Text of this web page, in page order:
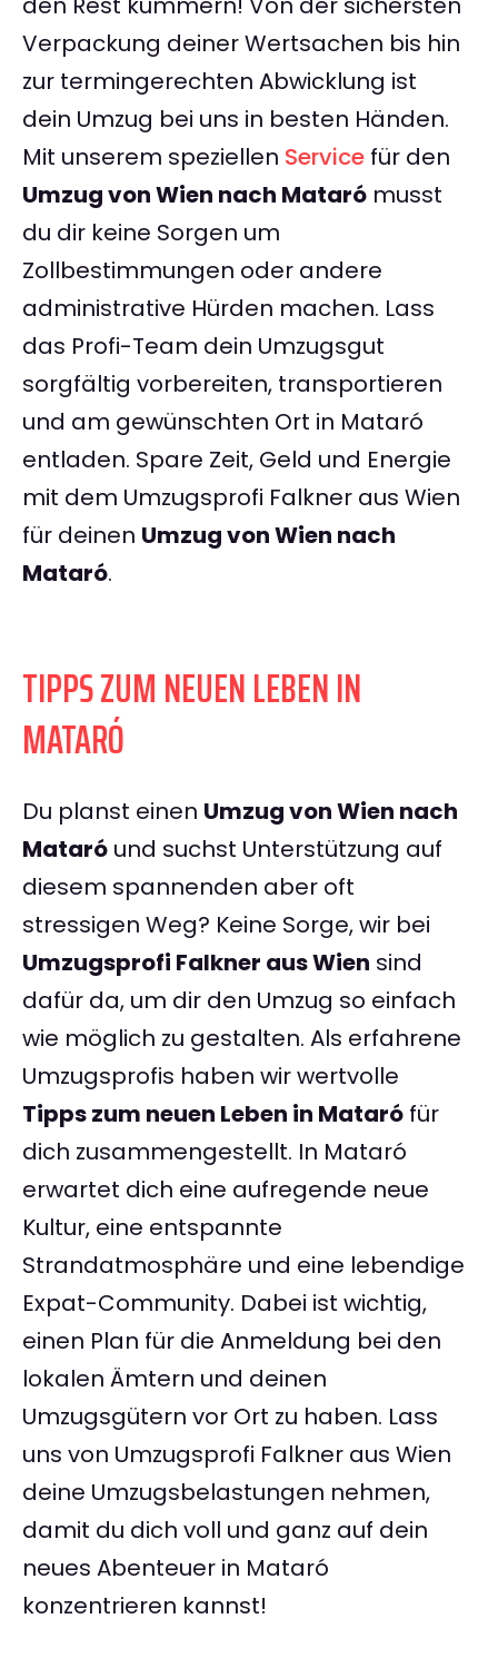
Verpackung deiner Wertsachen bis hin
zur termingerechten Abwicklung ist
dein Umzug bei uns in besten Händen.
Mit unserem speziellen Service für den
Umzug von Wien nach Mataró musst
du dir keine Sorgen um
Zollbestimmungen oder andere
administrative Hürden machen. Lass
das Profi-Team dein Umzugsgut
sorgfältig vorbereiten, transportieren
und am gewünschten Ort in Mataró
entladen. Spare Zeit, Geld und Energie
mit dem Umzugsprofi Falkner aus Wien
für deinen Umzug von Wien nach
Mataró.
TIPPS ZUM NEUEN LEBEN IN
MATARÓ
Du planst einen Umzug von Wien nach
Mataró und suchst Unterstützung auf
diesem spannenden aber oft
stressigen Weg? Keine Sorge, wir bei
Umzugsprofi Falkner aus Wien sind
dafür da, um dir den Umzug so einfach
wie möglich zu gestalten. Als erfahrene
Umzugsprofis haben wir wertvolle
Tipps zum neuen Leben in Mataró für
dich zusammengestellt. In Mataró
erwartet dich eine aufregende neue
Kultur, eine entspannte
Strandatmosphäre und eine lebendige
Expat-Community. Dabei ist wichtig,
einen Plan für die Anmeldung bei den
lokalen Ämtern und deinen
Umzugsgütern vor Ort zu haben. Lass
uns von Umzugsprofi Falkner aus Wien
deine Umzugsbelastungen nehmen,
damit du dich voll und ganz auf dein
neues Abenteuer in Mataró
konzentrieren kannst!